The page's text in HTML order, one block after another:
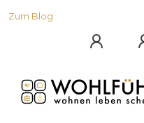
Zum Blog